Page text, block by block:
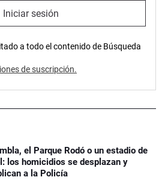
Iniciar sesión
a todo el contenido de Búsqueda
de suscripción.
el Parque Rodó o un estadio de
los homicidios se desplazan y
a la Policía